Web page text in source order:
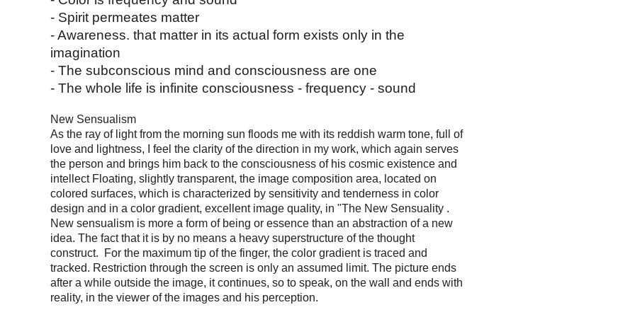
- Spirit permeates matter
- Awareness. that matter in its actual form exists only in the
imagination
- The subconscious mind and consciousness are one
- The whole life is infinite consciousness - frequency - sound
New Sensualism
As the ray of light from the morning sun floods me with its reddish warm tone, full of
love and lightness, I feel the clarity of the direction in my work, which again serves
the person and brings him back to the consciousness of his cosmic existence and
intellect Floating, slightly transparent, the image composition area, located on
colored surfaces, which is characterized by sensitivity and tenderness in color
design and in a color gradient, excellent image quality, in "The New Sensuality .
New sensualism is more a form of being or essence than an abstraction of a new
idea. The fact that it is by no means a heavy superstructure of the thought
construct. For the maximum tip of the finger, the color gradient is traced and
tracked. Restriction through the screen is only an assumed limit. The picture ends
after a while outside the image, it continues, so to speak, on the wall and ends with
reality, in the viewer of the images and his perception.